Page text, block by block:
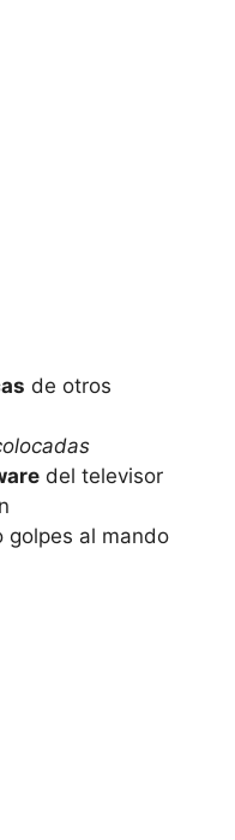
de otros
del televisor
golpes al mando